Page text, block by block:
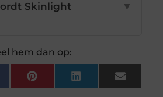
Skinlight
▼
hem dan op:
PinterestLinkedInEmail